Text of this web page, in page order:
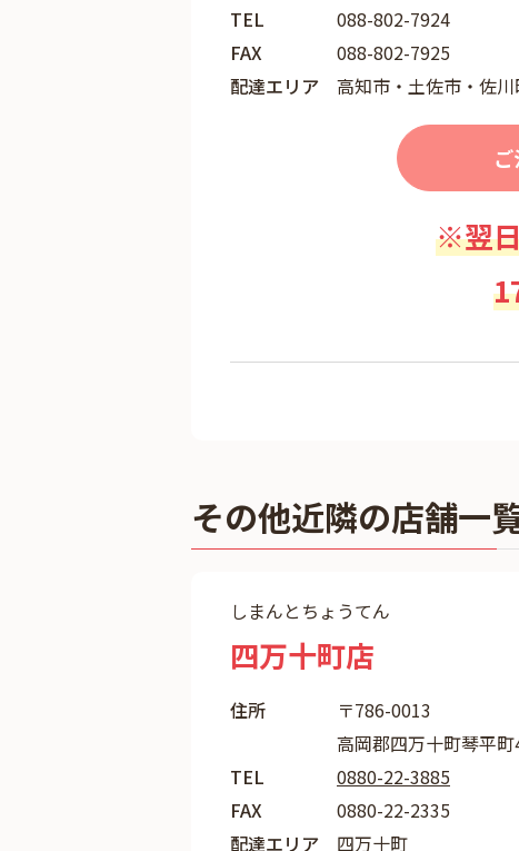
TEL
088-802-7924
FAX
088-802-7925
配達エリア
高知市・土佐市・佐
※翌
その他近隣の店舗一
しまんとちょうてん
四万十町店
住所
〒786-0013
高岡郡四万十町琴平
TEL
0880-22-3885
FAX
0880-22-2335
配達エリア
四万十町